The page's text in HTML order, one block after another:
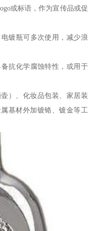
或标语，作为宣传品或促
镀瓶可多次使用，减少浪
抗化学腐蚀特性，或用于
）、化妆品包装、家居装
基材外加镀铬、镀金等工